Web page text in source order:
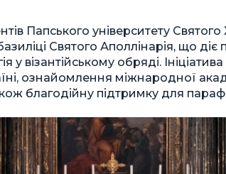
Папського університету
Святого Аполлінарія, що
у візантійському обряді.
ознайомлення міжнародної
благодійну підтримку для